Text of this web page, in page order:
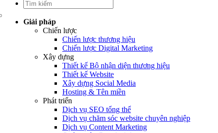
Giải pháp
Chiến lược
Chiến lược thương hiệu
Chiến lược Digital Marketing
Xây dựng
Thiết kế Bộ nhận diện thương hiệu
Thiết kế Website
Xây dựng Social Media
Hosting & Tên miền
Phát triển
Dịch vụ SEO tổng thể
Dịch vụ chăm sóc website chuyên nghiệp
Dịch vụ Content Marketing